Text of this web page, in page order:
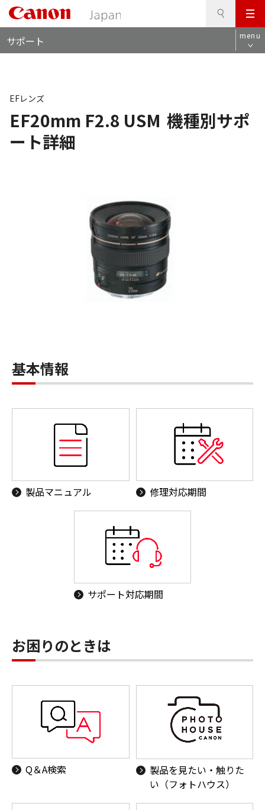
メ
ニ
ュ
サポート menu
EF20mm F2.8 USM 機種別サポ
ート詳細
EFレンズ
基本情報
製品マニュアル 修理対応期間
サポート対応期間
お困りのときは
Q＆A検索
製品を見たい・触りた
い（フォトハウス）